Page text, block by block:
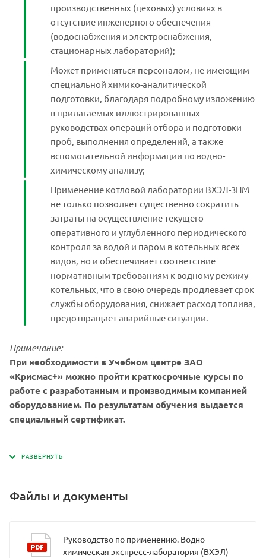
производственных (цеховых) условиях в
отсутствие инженерного обеспечения
(водоснабжения и электроснабжения,
стационарных лабораторий);
Может применяться персоналом, не имеющим
специальной химико-аналитической
подготовки, благодаря подробному изложению
в прилагаемых иллюстрированных
руководствах операций отбора и подготовки
проб, выполнения определений, а также
вспомогательной информации по водно-
химическому анализу;
Применение котловой лаборатории ВХЭЛ-3ПМ
не только позволяет существенно сократить
затраты на осуществление текущего
оперативного и углубленного периодического
контроля за водой и паром в котельных всех
видов, но и обеспечивает соответствие
нормативным требованиям к водному режиму
котельных, что в свою очередь продлевает срок
службы оборудования, снижает расход топлива,
предотвращает аварийные ситуации.
Примечание:
При необходимости в Учебном центре ЗАО
«Крисмас+» можно пройти краткосрочные курсы по
работе с разработанным и производимым компанией
оборудованием. По результатам обучения выдается
специальный сертификат.
Файлы и документы
Руководство по применению. Водно-
химическая экспресс-лаборатория (ВХЭЛ)